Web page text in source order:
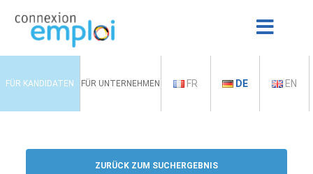
FÜR KANDIDATEN FÜR UNTERNEHMEN FR DE EN
ZURÜCK ZUM SUCHERGEBNIS